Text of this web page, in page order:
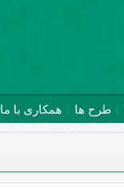
همکاری با ما طرح ها